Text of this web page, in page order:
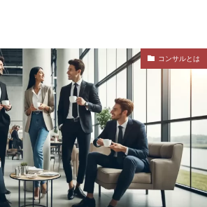
コンサルとは